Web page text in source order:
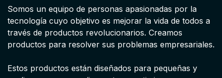
Somos un equipo de personas apasionadas por la
tecnología cuyo objetivo es mejorar la vida de todos a
través de productos revolucionarios. Creamos
productos para resolver sus problemas empresariales.
Estos productos están diseñados para pequeñas y